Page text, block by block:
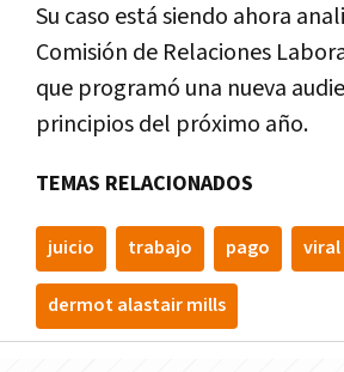
Su caso está siendo ahora
Comisión de Relaciones
que programó una nueva
principios del próximo año.
TEMAS RELACIONADOS
juicio trabajo pago viral
dermot alastair mills